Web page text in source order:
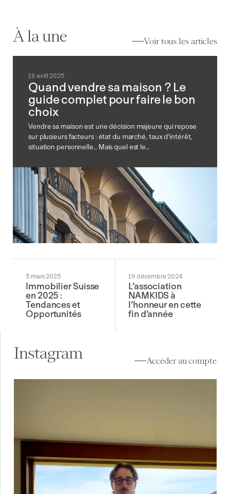
À la une Voir tous les articles
16 avril 2025
Quand vendre sa maison ? Le
guide complet pour faire le bon
choix
Vendre sa maison est une décision majeure qui repose
sur plusieurs facteurs : état du marché, taux d’intérêt,
situation personnelle… Mais quel est le…
5 mars 2025
Immobilier Suisse
en 2025 :
Tendances et
Opportunités
19 décembre 2024
L’association
NAMKIDS à
l’honneur en cette
fin d’année
Instagram Accéder au compte